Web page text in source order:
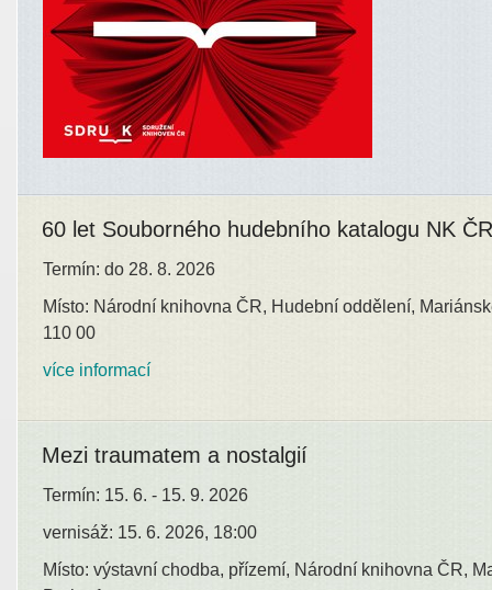
60 let Souborného hudebního katalogu NK ČR
Termín: do 28. 8. 2026
Místo: Národní knihovna ČR, Hudební oddělení,
110 00
více informací
Mezi traumatem a nostalgií
Termín: 15. 6. - 15. 9. 2026
vernisáž: 15. 6. 2026, 18:00
Místo: výstavní chodba, přízemí, Národní knihovna ČR,